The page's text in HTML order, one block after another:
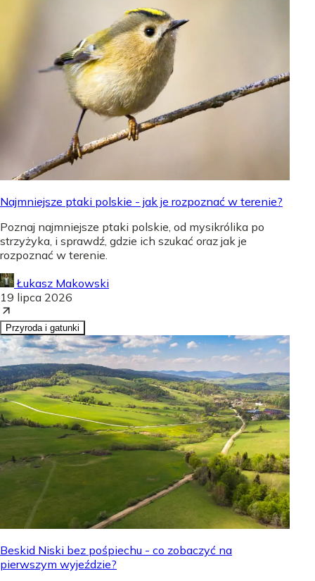
Najmniejsze ptaki polskie - jak je rozpoznać w terenie?
Poznaj najmniejsze ptaki polskie, od mysikrólika po
strzyżyka, i sprawdź, gdzie ich szukać oraz jak je
rozpoznać w terenie.
Łukasz Makowski
19 lipca 2026
Przyroda i gatunki
Beskid Niski bez pośpiechu - co zobaczyć na
pierwszym wyjeździe?